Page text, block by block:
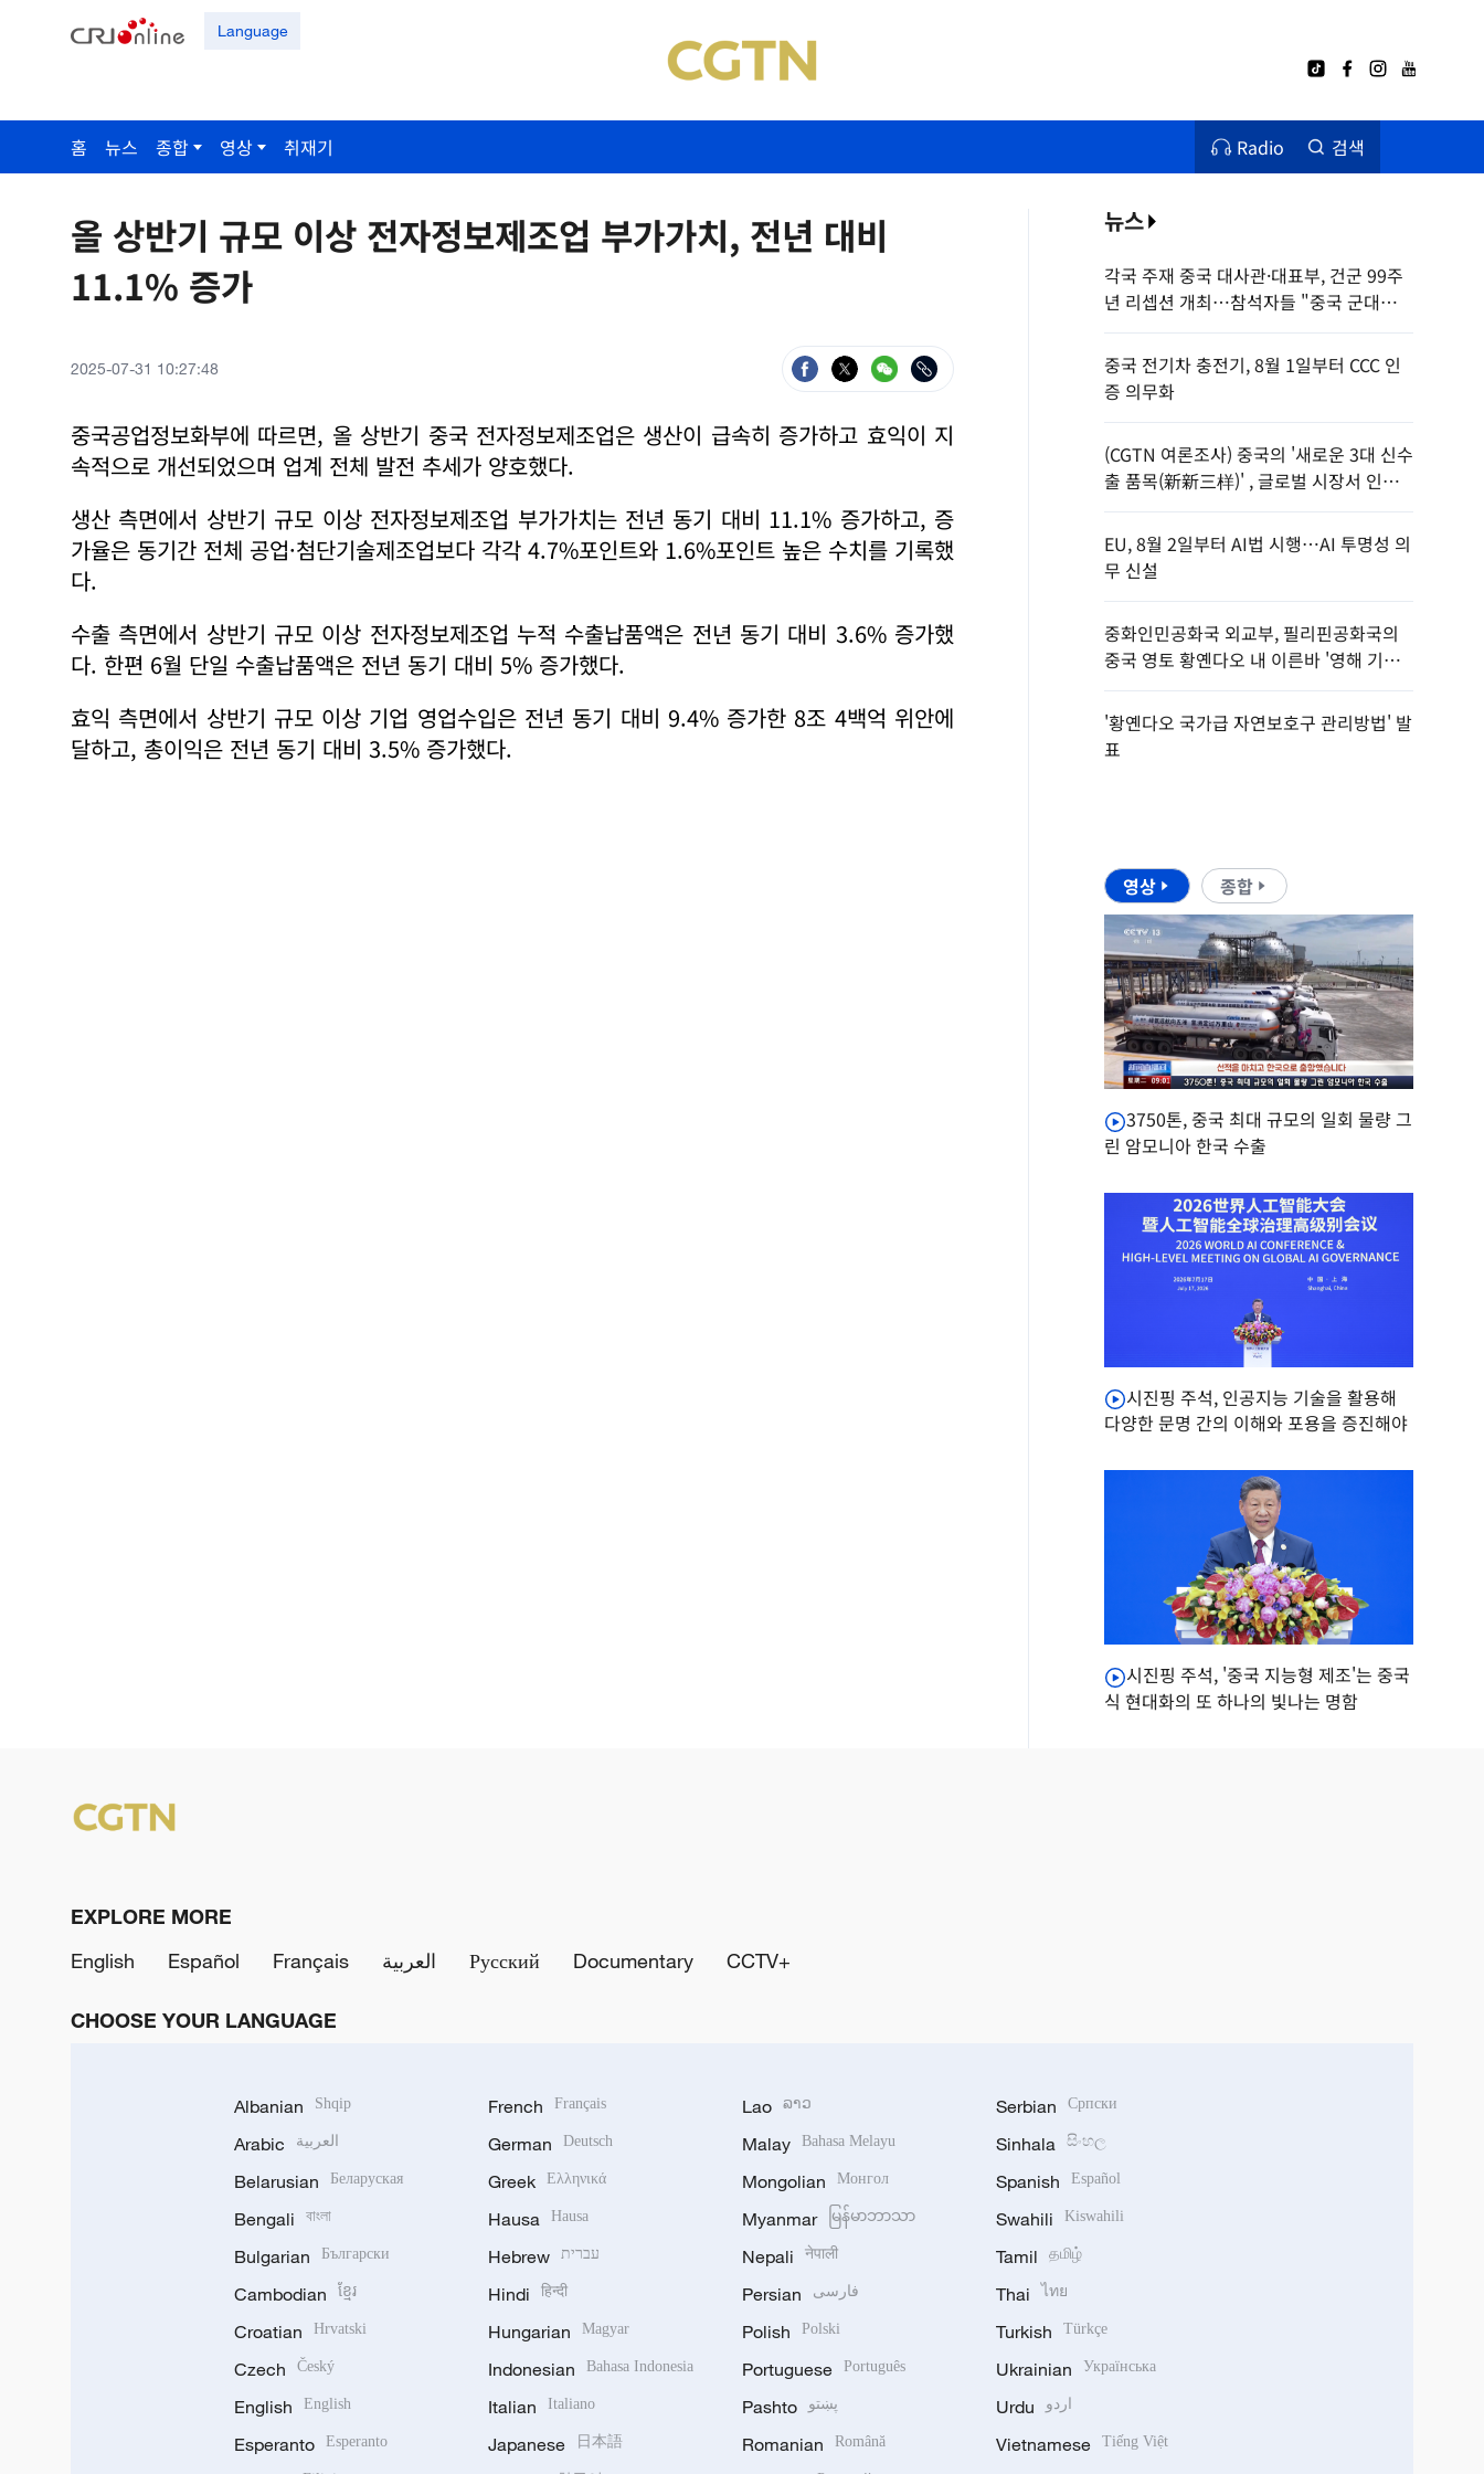
Language
홈 뉴스 종합 영상 취재기 Radio 검색
올 상반기 규모 이상 전자정보제조업 부가가치, 전년 대비
11.1% 증가
2025-07-31 10:27:48
중국공업정보화부에 따르면, 올 상반기 중국 전자정보제조업은 생산이 급속히 증가하고 효익이 지
속적으로 개선되었으며 업계 전체 발전 추세가 양호했다.
생산 측면에서 상반기 규모 이상 전자정보제조업 부가가치는 전년 동기 대비 11.1% 증가하고, 증
가율은 동기간 전체 공업·첨단기술제조업보다 각각 4.7%포인트와 1.6%포인트 높은 수치를 기록했
다.
수출 측면에서 상반기 규모 이상 전자정보제조업 누적 수출납품액은 전년 동기 대비 3.6% 증가했
다. 한편 6월 단일 수출납품액은 전년 동기 대비 5% 증가했다.
효익 측면에서 상반기 규모 이상 기업 영업수입은 전년 동기 대비 9.4% 증가한 8조 4백억 위안에
달하고, 총이익은 전년 동기 대비 3.5% 증가했다.
뉴스
각국 주재 중국 대사관·대표부, 건군 99주
년 리셉션 개최…참석자들 "중국 군대의
세계 평화 기여 높이 평가"
중국 전기차 충전기, 8월 1일부터 CCC 인
증 의무화
(CGTN 여론조사) 중국의 '새로운 3대 신수
출 품목(新新三样)' , 글로벌 시장서 인기
입증
EU, 8월 2일부터 AI법 시행…AI 투명성 의
무 신설
중화인민공화국 외교부, 필리핀공화국의
중국 영토 황옌다오 내 이른바 '영해 기선'
설정에 관한 성명
'황옌다오 국가급 자연보호구 관리방법' 발
표
영상 종합
3750톤, 중국 최대 규모의 일회 물량 그
린 암모니아 한국 수출
시진핑 주석, 인공지능 기술을 활용해
다양한 문명 간의 이해와 포용을 증진해야
시진핑 주석, '중국 지능형 제조'는 중국
식 현대화의 또 하나의 빛나는 명함
EXPLORE MORE
English
Español Français العربية Русский Documentary CCTV+
CHOOSE YOUR LANGUAGE
Albanian Shqip
Arabic العربية
Belarusian Беларуская
Bengali বাংলা
Bulgarian Български
Cambodian ខ្មែរ
Croatian Hrvatski
Czech Český
English English
Esperanto Esperanto
French Français
German Deutsch
Greek Ελληνικά
Hausa Hausa
Hebrew עברית
Hindi हिन्दी
Hungarian Magyar
Indonesian Bahasa Indonesia
Italian Italiano
Japanese 日本語
Lao ລາວ
Malay Bahasa Melayu
Mongolian Монгол
Myanmar မြန်မာဘာသာ
Nepali नेपाली
Persian فارسی
Polish Polski
Portuguese Português
Pashto پښتو
Romanian Română
Serbian Српски
Sinhala සිංහල
Spanish Español
Swahili Kiswahili
Tamil தமிழ்
Thai ไทย
Turkish Türkçe
Ukrainian Українська
Urdu اردو
Vietnamese Tiếng Việt